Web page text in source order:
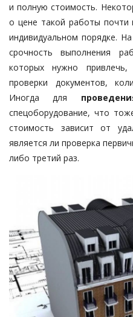
и полную стоимость.
о цене такой работы почти
индивидуальном порядке.
срочность выполнения
которых нужно
проверки документов,
Иногда для
спецоборудование, что
стоимость зависит от
является ли проверка
либо третий раз.